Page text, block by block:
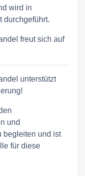
wird in
durchgeführt.
freut sich auf
unterstützt
und
begleiten und ist
für diese